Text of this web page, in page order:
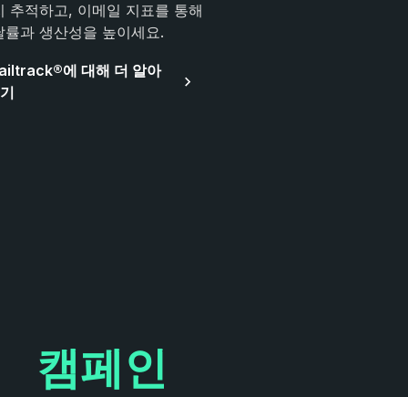
추적하고, 이메일 지표를 통해
률과 생산성을 높이세요.
에 대해 더 알아
캠페인